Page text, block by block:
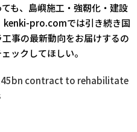
も、島嶼施工・強靭化・建設
kenki-pro.comでは引き続き国
事の最新動向をお届けするの
ックしてほしい。
contract to rehabilitate